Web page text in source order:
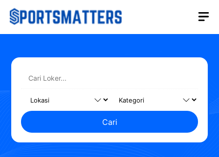
Langsung
Cari